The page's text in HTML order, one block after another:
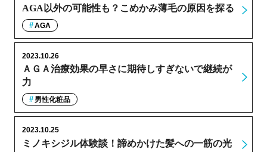
AGA以外の可能性も？こめかみ薄毛の原因を探る
AGA
ＡＧＡ治療効果の早さに期待しすぎないで継続が
力
2023.10.26
男性化粧品
ミノキシジル体験談！諦めかけた髪への一筋の光
2023.10.25